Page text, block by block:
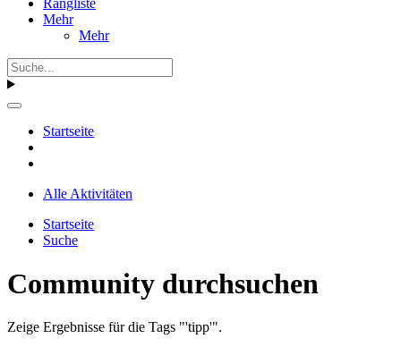
Mehr
Mehr
Startseite
Alle Aktivitäten
Startseite
Suche
Community durchsuchen
Zeige Ergebnisse für die Tags "'tipp'".